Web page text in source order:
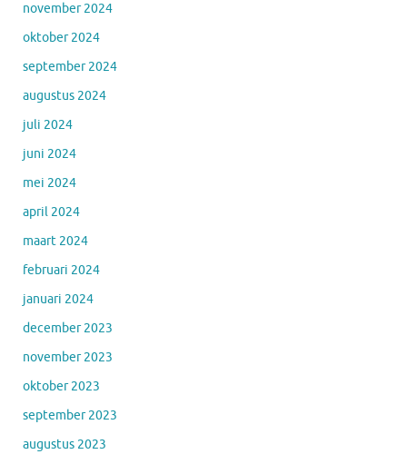
november 2024
oktober 2024
september 2024
augustus 2024
juli 2024
juni 2024
mei 2024
april 2024
maart 2024
februari 2024
januari 2024
december 2023
november 2023
oktober 2023
september 2023
augustus 2023